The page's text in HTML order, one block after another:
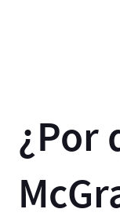
¿Por